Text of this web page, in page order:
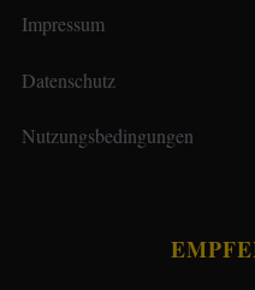
Impressum
Datenschutz
Nutzungsbedingungen